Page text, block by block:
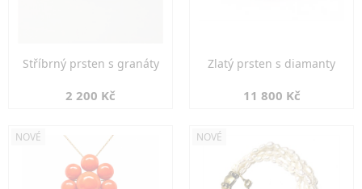
Stříbrný prsten s granáty
2 200 Kč
Zlatý prsten s diamanty
11 800 Kč
NOVÉ NOVÉ